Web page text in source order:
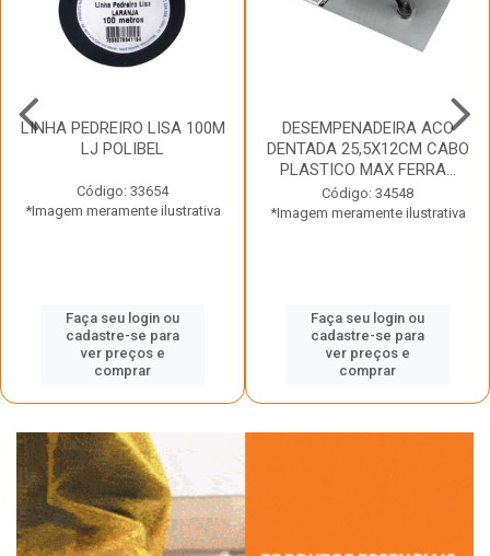
LINHA PEDREIRO LISA 100M
LJ POLIBEL
Código: 33654
*Imagem meramente ilustrativa
Faça seu login ou
cadastre-se para
ver preços e
comprar
DESEMPENADEIRA ACO
DENTADA 25,5X12CM CABO
PLASTICO MAX FERRA...
Código: 34548
*Imagem meramente ilustrativa
Faça seu login ou
cadastre-se para
ver preços e
comprar